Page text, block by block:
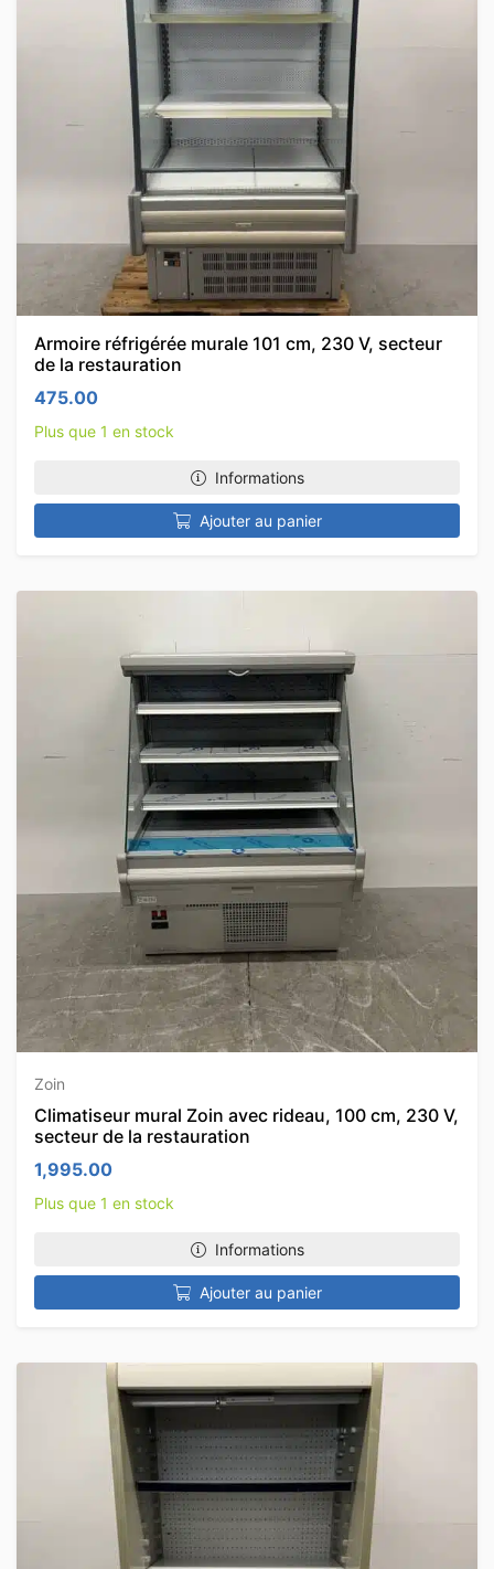
Armoire réfrigérée murale 101 cm, 230 V, secteur
de la restauration
475.00
Plus que 1 en stock
Informations
Ajouter au panier
Zoin
Climatiseur mural Zoin avec rideau, 100 cm, 230 V,
secteur de la restauration
1,995.00
Plus que 1 en stock
Informations
Ajouter au panier